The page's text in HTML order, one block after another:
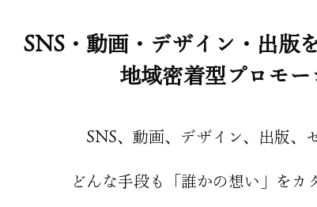
SNS・動画・デザイン・出版
地域密着型プロモー
SNS、動画、デザイン、出版
どんな手段も「誰かの想い」をカ